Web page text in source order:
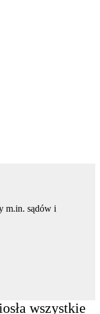
m.in. sądów i
wszystkie